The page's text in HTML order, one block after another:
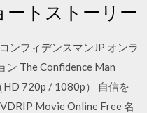
ートストーリー
ンフィデンスマンJP オンラ
ン The Confidence Man
720p / 1080p） 自信を
Movie Online Free 名